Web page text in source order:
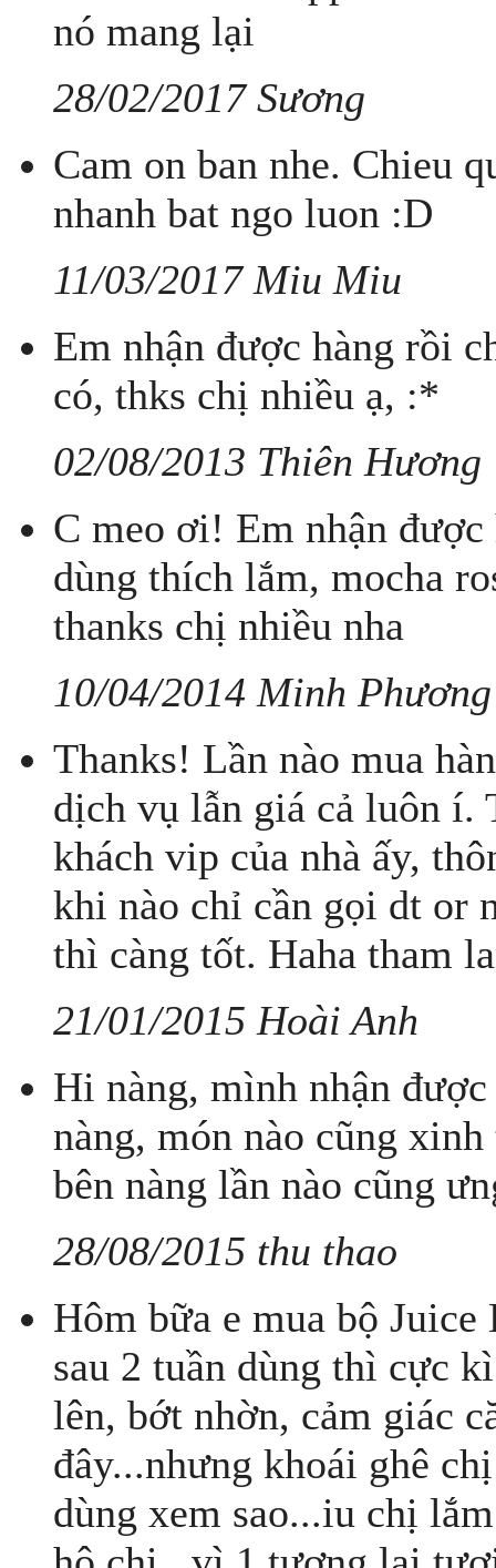
nó mang lại
28/02/2017 Sương
Cam on ban nhe. Chieu
nhanh bat ngo luon :D
11/03/2017 Miu Miu
Em nhận được hàng rồi
có, thks chị nhiều ạ, :*
02/08/2013 Thiên Hương
C meo ơi! Em nhận
dùng thích lắm, mocha
thanks chị nhiều nha
10/04/2014 Minh Phương
Thanks! Lần nào mua
dịch vụ lẫn giá cả luôn í.
khách vip của nhà ấy,
khi nào chỉ cần gọi dt or
thì càng tốt. Haha tham
21/01/2015 Hoài Anh
Hi nàng, mình nhận
nàng, món nào cũng
bên nàng lần nào cũng
28/08/2015 thu thao
Hôm bữa e mua bộ
sau 2 tuần dùng thì cực
lên, bớt nhờn, cảm giác
đây...nhưng khoái ghê
dùng xem sao...iu chị